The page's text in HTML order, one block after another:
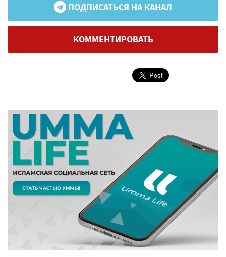
ПОДПИСАТЬСЯ НА КАНАЛ
КОММЕНТИРОВАТЬ